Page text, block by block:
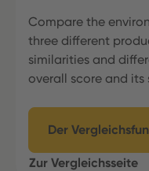
Compare the
three different
similarities and
overall score and its
Der
Zur Vergleichsseite